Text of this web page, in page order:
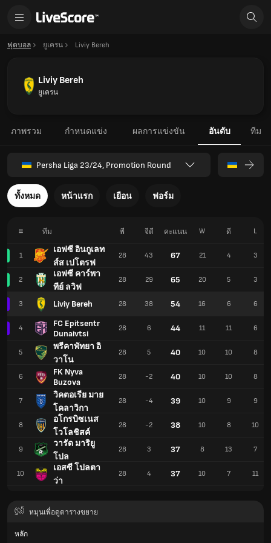
ฟุตบอล ยูเครน Liviy Bereh
Liviy Bereh
ยูเครน
ภาพรวม กำหนดแข่ง ผลการแข่งขัน อันดับ ทีม
Persha Liga 23/24, Promotion Round
ทั้งหมด หน้าแรก เยือน ฟอร์ม
# ทีม
1
เอฟซี อินกูเลท
ส์ส เปโตรฟ
2
เอฟซี คาร์พา
ทีย์ ลวิฟ
3 Liviy Bereh
4
FC Epitsentr
Dunaivtsi
5
พรีคาพัทยา อิ
วาโน
6
FK Nyva
Buzova
7
วิคตอเรีย มาย
โคลาวิกา
8
อโกรบิซเนส
โวโลชิสค์
9
วารัด มาริยู
โปล
10
เอสซี โปลตา
ว่า
พี จีดี คะแนน W ดี L
28 43 67 21 4 3
28 29 65 20 5 3
28 38 54 16 6 6
28 6 44 11 11 6
28 5 40 10 10 8
28 -2 40 10 10 8
28 -4 39 10 9 9
28 -2 38 10 8 10
28 3 37 8 13 7
28 4 37 10 7 11
หมุนเพื่อดูตารางขยาย
หลัก